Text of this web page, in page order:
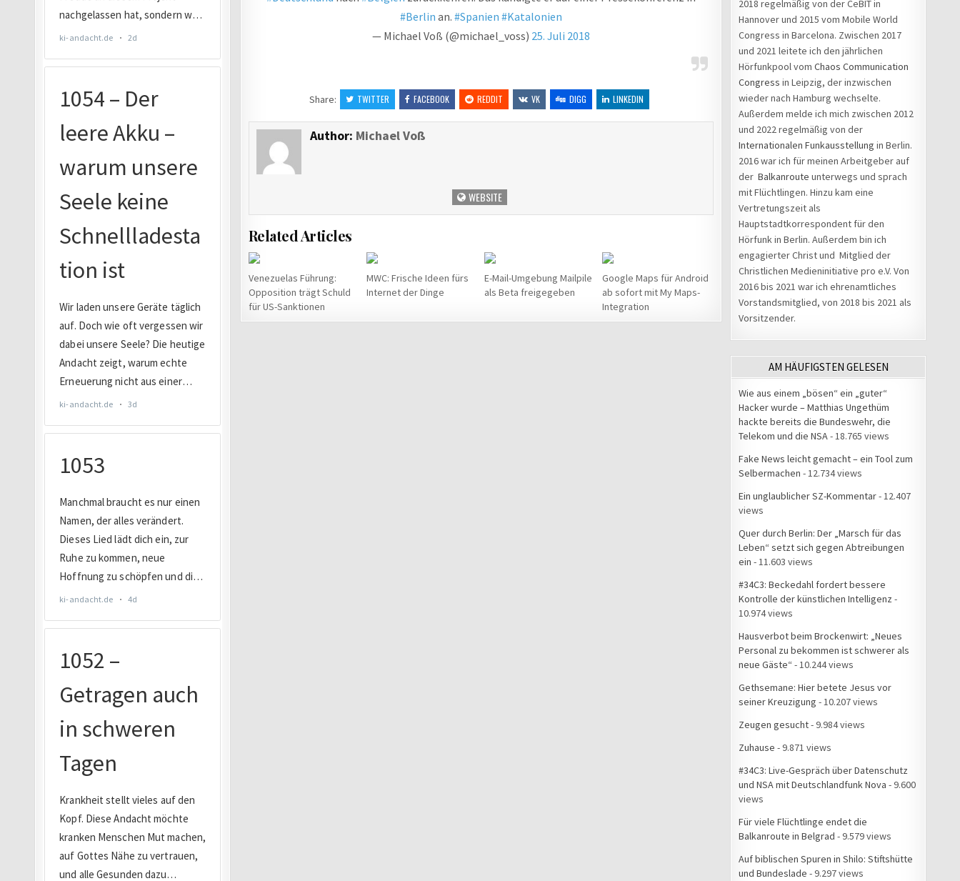
#Berlin an. #Spanien #Katalonien
— Michael Voß (@michael_voss) 25. Juli 2018
Share: TWITTER FACEBOOK REDDIT VK DIGG LINKEDIN
Author: Michael Voß
WEBSITE
Related Articles
Venezuelas Führung:
Opposition trägt Schuld
für US-Sanktionen
MWC: Frische Ideen fürs
Internet der Dinge
E-Mail-Umgebung Mailpile
als Beta freigegeben
Google Maps für Android
ab sofort mit My Maps-
Integration
2018 regelmäßig von der CeBIT in
Hannover und 2015 vom Mobile World
Congress in Barcelona. Zwischen 2017
und 2021 leitete ich den jährlichen
Hörfunkpool vom Chaos Communication
Congress in Leipzig, der inzwischen
wieder nach Hamburg wechselte.
Außerdem melde ich mich zwischen 2012
und 2022 regelmäßig von der
Internationalen Funkausstellung in Berlin.
2016 war ich für meinen Arbeitgeber auf
der Balkanroute unterwegs und sprach
mit Flüchtlingen. Hinzu kam eine
Vertretungszeit als
Hauptstadtkorrespondent für den
Hörfunk in Berlin. Außerdem bin ich
engagierter Christ und Mitglied der
Christlichen Medieninitiative pro e.V. Von
2016 bis 2021 war ich ehrenamtliches
Vorstandsmitglied, von 2018 bis 2021 als
Vorsitzender.
AM HÄUFIGSTEN GELESEN
Wie aus einem „bösen“ ein „guter“
Hacker wurde – Matthias Ungethüm
hackte bereits die Bundeswehr, die
Telekom und die NSA- 18.765 views
Fake News leicht gemacht – ein Tool zum
Selbermachen - 12.734 views
Ein unglaublicher SZ-Kommentar- 12.407
views
Quer durch Berlin: Der „Marsch für das
Leben“ setzt sich gegen Abtreibungen
ein - 11.603 views
#34C3: Beckedahl fordert bessere
Kontrolle der künstlichen Intelligenz -
10.974 views
Hausverbot beim Brockenwirt: „Neues
Personal zu bekommen ist schwerer als
neue Gäste“ - 10.244 views
Gethsemane: Hier betete Jesus vor
seiner Kreuzigung - 10.207 views
Zeugen gesucht- 9.984 views
Zuhause - 9.871 views
#34C3: Live-Gespräch über Datenschutz
und NSA mit Deutschlandfunk Nova - 9.600
views
Für viele Flüchtlinge endet die
Balkanroute in Belgrad - 9.579 views
Auf biblischen Spuren in Shilo: Stiftshütte
und Bundeslade - 9.297 views